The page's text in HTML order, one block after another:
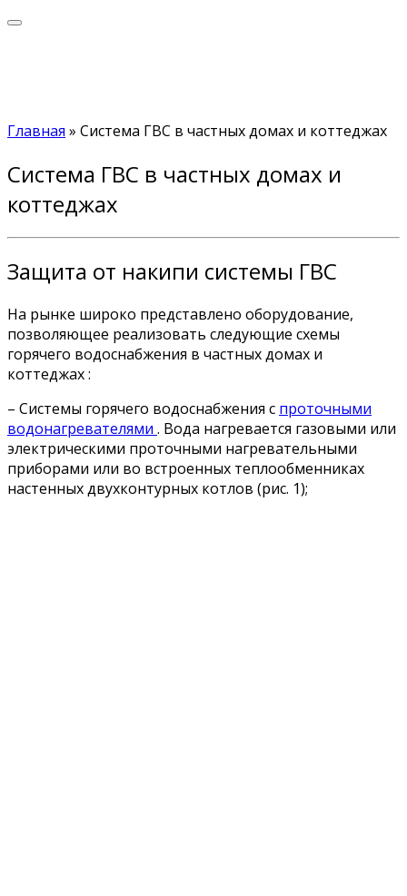
Главная » Система ГВС в частных домах и коттеджах
Система ГВС в частных домах и
коттеджах
Защита от накипи системы ГВС
На рынке широко представлено оборудование,
позволяющее реализовать следующие схемы
горячего водоснабжения в частных домах и
коттеджах :
– Системы горячего водоснабжения с проточными
водонагревателями . Вода нагревается газовыми или
электрическими проточными нагревательными
приборами или во встроенных теплообменниках
настенных двухконтурных котлов (рис. 1);